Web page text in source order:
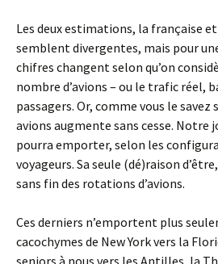
Les deux estimations, la française
semblent divergentes, mais pour
chifres changent selon qu’on
nombre d’avions – ou le trafic réel,
passagers. Or, comme vous le
avions augmente sans cesse. Notre
pourra emporter, selon les
voyageurs. Sa seule (dé)raison
sans fin des rotations d’avions.
Ces derniers n’emportent plus
cacochymes de New York vers la
seniors à nous vers les Antilles, la